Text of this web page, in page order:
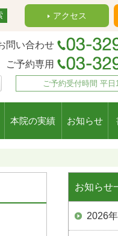
アクセス
問い合わせ
ご予約専用
ご予約受付時間 平日
本院の実績 お知らせ
お知らせ
2026